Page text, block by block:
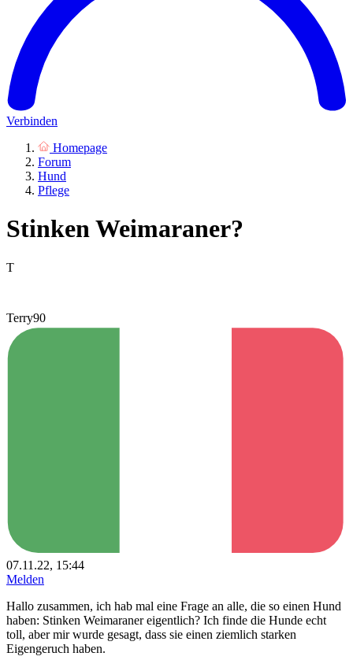
Verbinden
Homepage
Forum
Hund
Pflege
Stinken Weimaraner?
T
Terry90
07.11.22, 15:44
Melden
Hallo zusammen, ich hab mal eine Frage an alle, die so einen Hund
haben: Stinken Weimaraner eigentlich? Ich finde die Hunde echt
toll, aber mir wurde gesagt, dass sie einen ziemlich starken
Eigengeruch haben.